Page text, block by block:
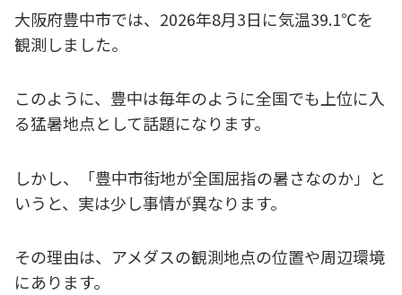
大阪府豊中市では、2026年8月3日に気温39.1℃を
観測しました。
このように、豊中は毎年のように全国でも上位に入
る猛暑地点として話題になります。
しかし、「豊中市街地が全国屈指の暑さなのか」と
いうと、実は少し事情が異なります。
その理由は、アメダスの観測地点の位置や周辺環境
にあります。